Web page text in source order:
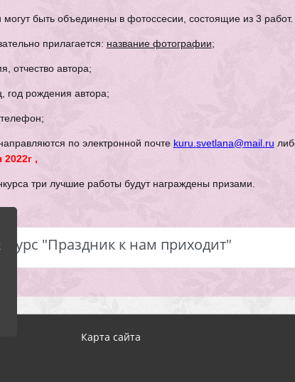
быть объединены в фотоссесии, состоящие из 3 работ.
прилагается: название фотографии;
отчество автора;
год рождения автора;
по электронной почте kuru svetlana@mail. ru
2022г ,
три лучшие работы будут награждены призами.
"Праздник к нам приходит"
Карта сайта